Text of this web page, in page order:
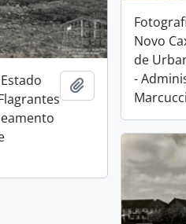
Novo
de
-
Marcucci
Adicionar a